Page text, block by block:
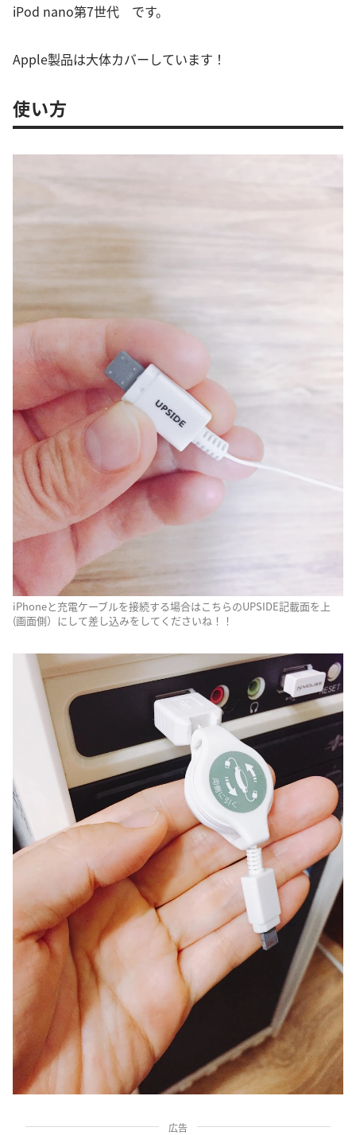
iPod nano第7世代 です。
Apple製品は大体カバーしています！
使い方
iPhoneと充電ケーブルを接続する場合はこちらのUPSIDE記載面を上
(画面側）にして差し込みをしてくださいね！！
広告